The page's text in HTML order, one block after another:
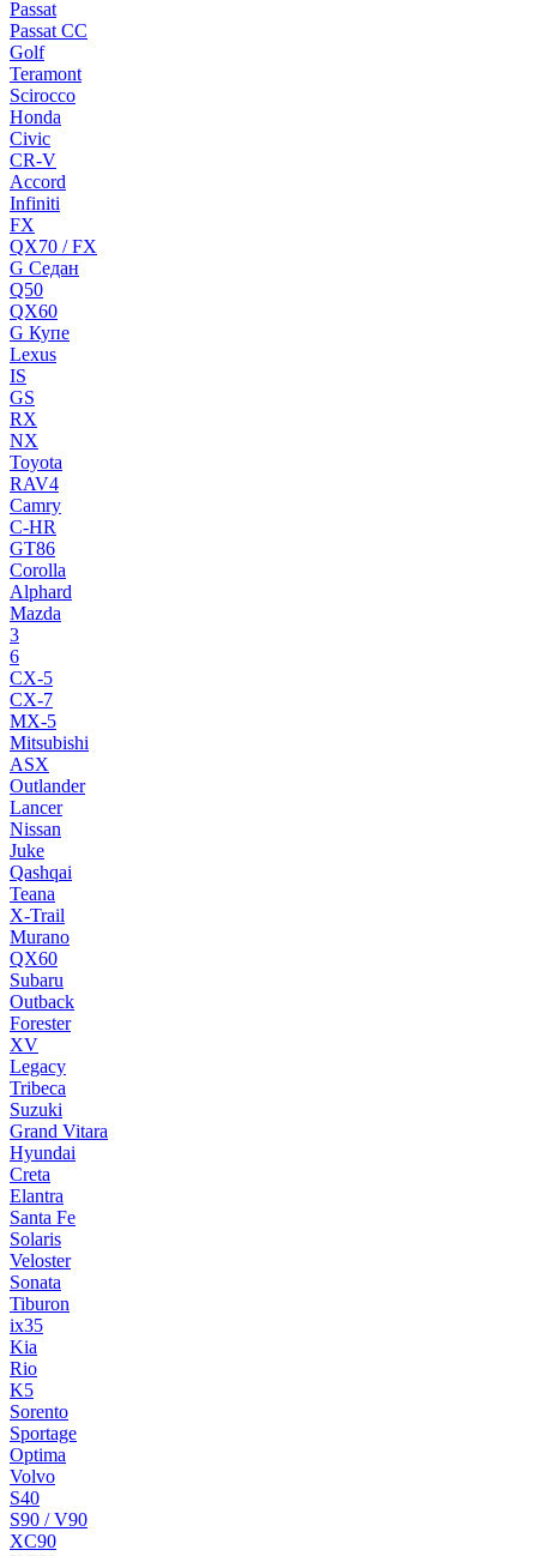
Passat
Passat CC
Golf
Teramont
Scirocco
Honda
Civic
CR-V
Accord
Infiniti
FX
QX70 / FX
G Cедан
Q50
QX60
G Купе
Lexus
IS
GS
RX
NX
Toyota
RAV4
Camry
C-HR
GT86
Corolla
Alphard
Mazda
3
6
CX-5
CX-7
MX-5
Mitsubishi
ASX
Outlander
Lancer
Nissan
Juke
Qashqai
Teana
X-Trail
Murano
QX60
Subaru
Outback
Forester
XV
Legacy
Tribeca
Suzuki
Grand Vitara
Hyundai
Creta
Elantra
Santa Fe
Solaris
Veloster
Sonata
Tiburon
ix35
Kia
Rio
K5
Sorento
Sportage
Optima
Volvo
S40
S90 / V90
XC90